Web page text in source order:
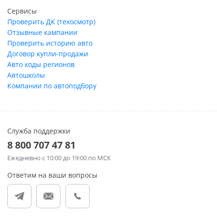
Сервисы
Проверить ДК (техосмотр)
Отзывные кампании
Проверить историю авто
Договор купли-продажи
Авто коды регионов
Автошколы
Компании по автоподбору
Служба поддержки
8 800 707 47 81
Ежедневно с 10:00 до 19:00 по МСК
Ответим на ваши вопросы